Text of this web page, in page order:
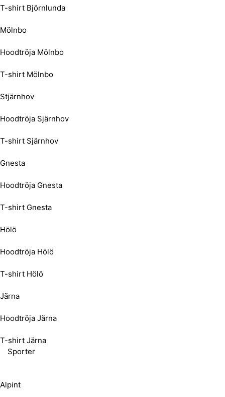
T-shirt Björnlunda
Mölnbo
Hoodtröja Mölnbo
T-shirt Mölnbo
Stjärnhov
Hoodtröja Sjärnhov
T-shirt Sjärnhov
Gnesta
Hoodtröja Gnesta
T-shirt Gnesta
Hölö
Hoodtröja Hölö
T-shirt Hölö
Järna
Hoodtröja Järna
T-shirt Järna
Sporter
Alpint